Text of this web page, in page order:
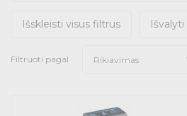
Išskleisti visus filtrus
Filtruoti pagal Rikiavimas